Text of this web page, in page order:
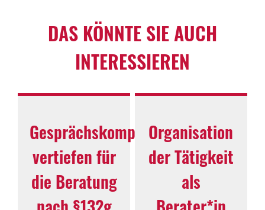
DAS KÖNNTE SIE AUCH
INTERESSIEREN
Gesprächskompetenz
vertiefen für
die Beratung
Organisation
der Tätigkeit
als